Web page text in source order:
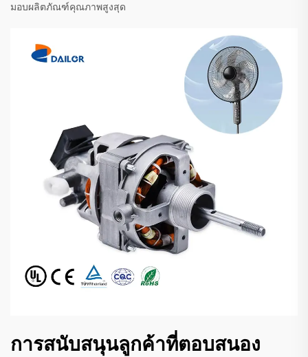
มอบผลิตภัณฑ์คุณภาพสูงสุด
การสนับสนุนลูกค้าที่ตอบสนอง